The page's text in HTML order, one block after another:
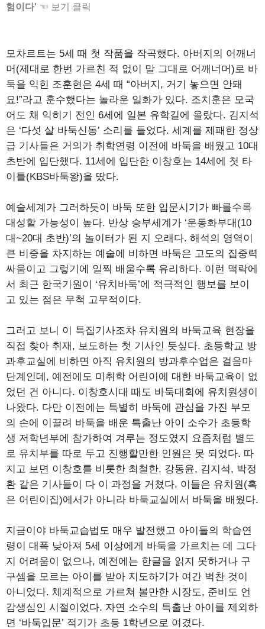
험이다' ☜ 보기 클릭
모차르트는 5세 때 첫 작품을 작곡했다. 아버지의 어깨너
머(제대로 한번 가르친 적 없이 말 그대로 어깨너머)로 바
둑을 익힌 조훈현은 4세 때 “아버지, 거기 놓으면 안돼
요!”라고 훈수했다는 놀라운 일화가 있다. 조치훈은 모국
어도 채 익히기 전인 6세에 일본 유학길에 올랐다. 김지석
은 ‘다섯 살 바둑신동’ 소리를 들었다. 세계를 제패한 정상
급 기사들은 거의가 취학연령 이전에 바둑을 배웠고 10대
초반에 입단했다. 11세에 입단한 이창호는 14세에 첫 타
이틀(KBS바둑왕)을 땄다.
예술세계가 그러하듯이 바둑 또한 입문시기가 빠를수록
대성할 가능성이 높다. 반상 승부세계가 ‘운동화부대(10
대~20대 초반)’의 놀이터가 된 지 오래다. 해석의 영역이
큰 비중을 차지하는 예술에 비하면 바둑은 고도의 집중력
싸움이고 그렇기에 일찍 배울수록 유리하다. 이런 맥락에
서 최근 한국기원이 ‘유치바둑’에 적극적인 행보를 보이
고 있는 점은 무척 고무적이다.
그러고 보니 이 특집기사조차 유치원의 바둑교육 현장을
직접 찾아 취재, 보도하는 첫 기사인 듯싶다. 초등학교 방
과후교실에 비하면 아직 유치원의 방과후수업은 걸음마
단계인데, 예전에도 미취학 어린이에 대한 바둑교육이 없
었던 건 아니다. 이창호시대 때도 바둑대회에 유치원생이
나왔다. 다만 이전에는 특별히 바둑에 관심을 가진 부모
의 손에 이끌려 바둑을 배운 특출난 아이 소수가 초등학
생 저학년부에 참가하여 겨루는 정도였지 요즘처럼 별도
로 유치부를 따로 두고 진행할만한 인원은 못 되었다. 따
지고 보면 이창호를 비롯한 최철한, 강동윤, 김지석, 박정
환 같은 기사들이 다 이 과정을 거쳤다. 이들은 유치원(혹
은 어린이집)에서가 아니라 바둑교실에서 바둑을 배웠다.
지금이야 바둑교습법도 매우 발전했고 아이들의 학습연
령이 대폭 낮아져 5세 이상에게 바둑을 가르치는 데 그다
지 어려움이 없으나, 예전에는 한글을 읽지 못하거나 구
구셈을 모르는 아이를 받아 지도하기가 여간 벅찬 것이
아니었다. 체계적으로 가르쳐 볼만한 시장도, 준비도 언
감생심인 시절이었다. 자연 소수의 특출난 아이를 제외하
면 ‘바둑입문’ 적기가 초등 1학년으로 여겼다.